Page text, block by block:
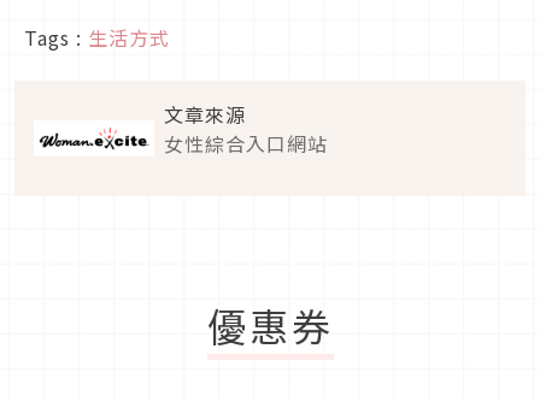
Tags : 生活方式
文章來源
女性綜合入口網站
優惠券